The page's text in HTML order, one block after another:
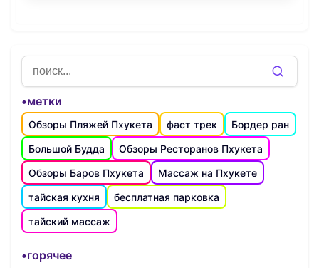
•метки
Обзоры Пляжей Пхукета фаст трек
Бордер ран
Большой Будда
Обзоры Ресторанов Пхукета
Обзоры Баров Пхукета
Массаж на Пхукете
тайская кухня
бесплатная парковка
тайский массаж
•горячее